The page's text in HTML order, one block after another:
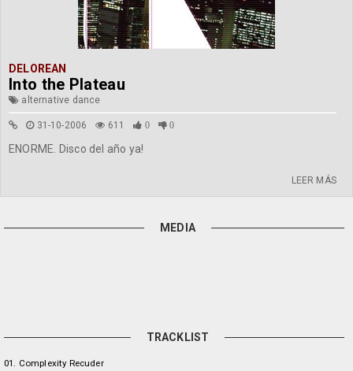
DELOREAN
Into the Plateau
alternative dance
31-10-2006 611 0 0
ENORME. Disco del año ya!
LEER MÁS
MEDIA
TRACKLIST
01. Complexity Recuder